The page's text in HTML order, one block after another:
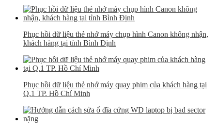
Phục hồi dữ liệu thẻ nhớ máy chụp hình Canon không nhận,
khách hàng tại tỉnh Bình Định
Phục hồi dữ liệu thẻ nhớ máy quay phim của khách hàng tại
Q.1 TP. Hồ Chí Minh